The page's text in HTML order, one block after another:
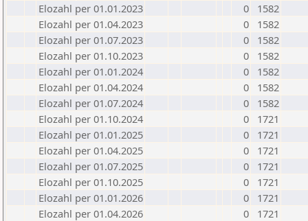
Elozahl per 01.01.2023
0
1582
Elozahl per 01.04.2023
0
1582
Elozahl per 01.07.2023
0
1582
Elozahl per 01.10.2023
0
1582
Elozahl per 01.01.2024
0
1582
Elozahl per 01.04.2024
0
1582
Elozahl per 01.07.2024
0
1582
Elozahl per 01.10.2024
0
1721
Elozahl per 01.01.2025
0
1721
Elozahl per 01.04.2025
0
1721
Elozahl per 01.07.2025
0
1721
Elozahl per 01.10.2025
0
1721
Elozahl per 01.01.2026
0
1721
Elozahl per 01.04.2026
0
1721